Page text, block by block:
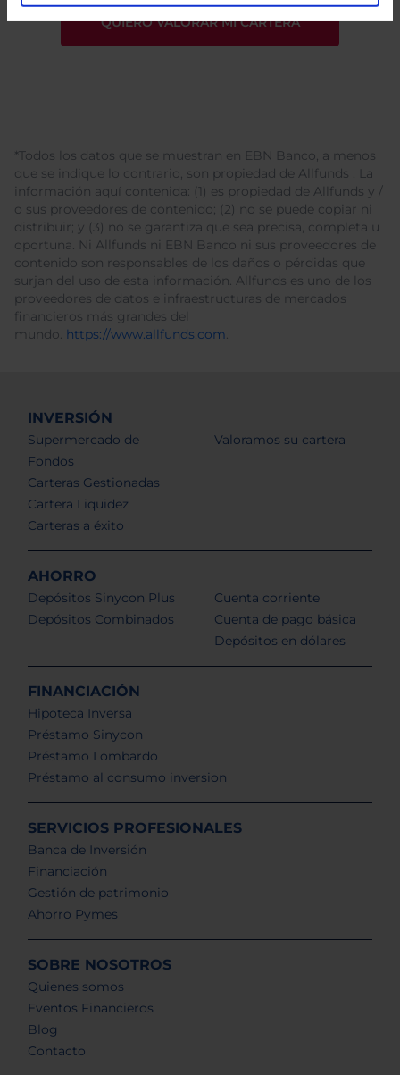
*Todos los datos que se muestran en EBN Banco, a menos
que se indique lo contrario, son propiedad de Allfunds . La
información aquí contenida: (1) es propiedad de Allfunds y /
o sus proveedores de contenido; (2) no se puede copiar ni
distribuir; y (3) no se garantiza que sea precisa, completa u
oportuna. Ni Allfunds ni EBN Banco ni sus proveedores de
contenido son responsables de los daños o pérdidas que
surjan del uso de esta información. Allfunds es uno de los
proveedores de datos e infraestructuras de mercados
financieros más grandes del
mundo. https://www.allfunds.com.
INVERSIÓN
Supermercado de
Fondos
Carteras Gestionadas
Cartera Liquidez
Carteras a éxito
Valoramos su cartera
AHORRO
Depósitos Sinycon Plus
Depósitos Combinados
Cuenta corriente
Cuenta de pago básica
Depósitos en dólares
FINANCIACIÓN
Hipoteca Inversa
Préstamo Sinycon
Préstamo Lombardo
Préstamo al consumo inversion
SERVICIOS PROFESIONALES
Banca de Inversión
Financiación
Gestión de patrimonio
Ahorro Pymes
SOBRE NOSOTROS
Quienes somos
Eventos Financieros
Blog
Contacto